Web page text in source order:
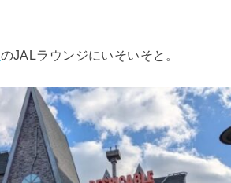
のJALラウンジにいそいそと。